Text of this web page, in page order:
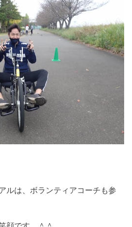
ルは、ボランティアコーチも参